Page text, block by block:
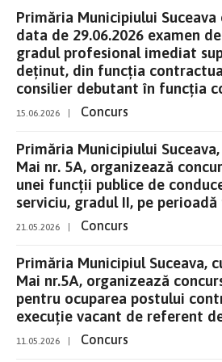
Primăria Municipiului
data de 29.06.2026 examen
gradul profesional imediat
deținut, din funcția
consilier debutant în funcția
15.06.2026 Concurs
Primăria Municipiului
Mai nr. 5A, organizează
unei funcții publice de
serviciu, gradul II, pe
21.05.2026 Concurs
Primăria Municipiul Suceava,
Mai nr.5A, organizează
pentru ocuparea postului
execuție vacant de referent
11.05.2026 Concurs